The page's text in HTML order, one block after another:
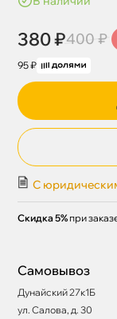
380 ₽400 ₽
95 ₽
С
Скидка 5% при
Самовывоз
Дунайский 27к1Б
ул. Салова, д. 30